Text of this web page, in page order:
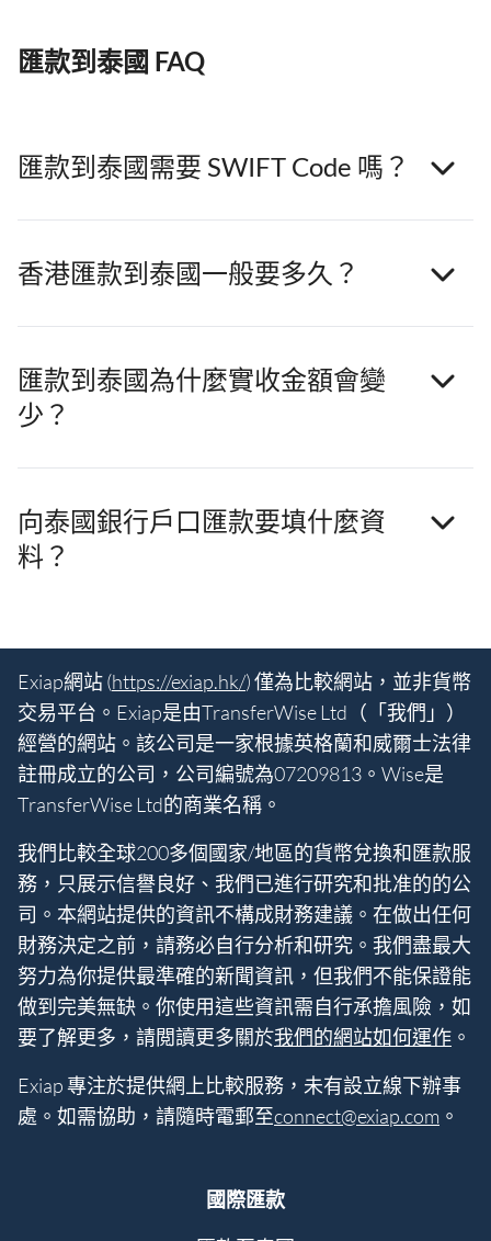
匯款到泰國 FAQ
匯款到泰國需要 SWIFT Code 嗎？
香港匯款到泰國一般要多久？
匯款到泰國為什麼實收金額會變
少？
向泰國銀行戶口匯款要填什麼資
料？
Exiap網站 (https://exiap.hk/) 僅為比較網站，並非貨幣
交易平台。Exiap是由TransferWise Ltd（「我們」）
經營的網站。該公司是一家根據英格蘭和威爾士法律
註冊成立的公司，公司編號為07209813。Wise是
TransferWise Ltd的商業名稱。
我們比較全球200多個國家/地區的貨幣兌換和匯款服
務，只展示信譽良好、我們已進行研究和批准的的公
司。本網站提供的資訊不構成財務建議。在做出任何
財務決定之前，請務必自行分析和研究。我們盡最大
努力為你提供最準確的新聞資訊，但我們不能保證能
做到完美無缺。你使用這些資訊需自行承擔風險，如
要了解更多，請閲讀更多關於我們的網站如何運作 。
Exiap 專注於提供網上比較服務，未有設立線下辦事
處。如需協助，請隨時電郵至connect@exiap.com 。
國際匯款